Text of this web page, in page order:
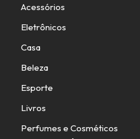
Acessórios
Eletrônicos
Casa
Beleza
Esporte
Livros
Perfumes e Cosméticos